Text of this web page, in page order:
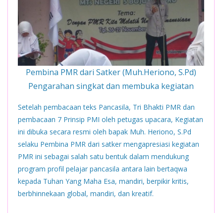
Pembina PMR dari Satker (Muh.Heriono, S.Pd)
Pengarahan singkat dan membuka kegiatan
Setelah pembacaan teks Pancasila, Tri Bhakti PMR dan
pembacaan 7 Prinsip PMI oleh petugas upacara, Kegiatan
ini dibuka secara resmi oleh bapak Muh. Heriono, S.Pd
selaku Pembina PMR dari satker mengapresiasi kegiatan
PMR ini sebagai salah satu bentuk dalam mendukung
program profil pelajar pancasila antara lain bertaqwa
kepada Tuhan Yang Maha Esa, mandiri, berpikir kritis,
berbhinnekaan global, mandiri, dan kreatif.